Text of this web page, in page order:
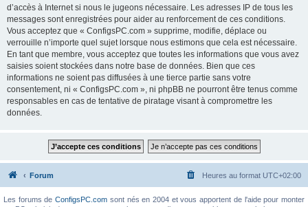
d’accès à Internet si nous le jugeons nécessaire. Les adresses IP de tous les
messages sont enregistrées pour aider au renforcement de ces conditions.
Vous acceptez que « ConfigsPC.com » supprime, modifie, déplace ou
verrouille n’importe quel sujet lorsque nous estimons que cela est nécessaire.
En tant que membre, vous acceptez que toutes les informations que vous avez
saisies soient stockées dans notre base de données. Bien que ces
informations ne soient pas diffusées à une tierce partie sans votre
consentement, ni « ConfigsPC.com », ni phpBB ne pourront être tenus comme
responsables en cas de tentative de piratage visant à compromettre les
données.
Forum Heures au format UTC+02:00
Les forums deConfigsPC.com sont nés en 2004 et vous apportent de l'aide pour monter